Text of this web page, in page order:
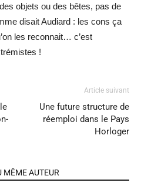
objets ou des bêtes, pas de
disait Audiard : les cons ça
les reconnait… c’est
!
Article suivant
Une future structure de
réemploi dans le Pays
Horloger
MÊME AUTEUR